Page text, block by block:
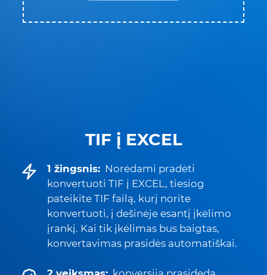
TIF į EXCEL
1 žingsnis: Norėdami pradėti
konvertuoti TIF į EXCEL, tiesiog
pateikite TIF failą, kurį norite
konvertuoti, į dešinėje esantį įkėlimo
įrankį. Kai tik įkėlimas bus baigtas,
konvertavimas prasidės automatiškai.